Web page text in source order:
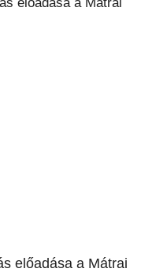
előadása a Mátrai